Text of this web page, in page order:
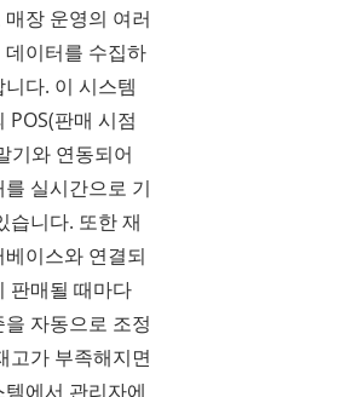
장 운영의 여러
데이터를 수집하
다. 이 시스템
POS(판매 시점
기와 연동되어
실시간으로 기
습니다. 또한 재
이스와 연결되
판매될 때마다
자동으로 조정
고가 부족해지면
에서 관리자에